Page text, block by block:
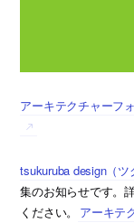
アーキテクチャーフ
tsukuruba design（ツ
集のお知らせです。詳
ください。
アーキテ